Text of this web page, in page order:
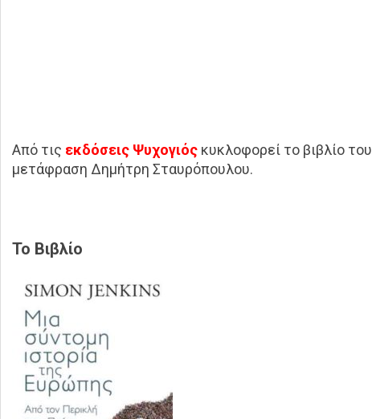
Από τις εκδόσεις Ψυχογιός κυκλοφορεί το βιβλίο του
μετάφραση Δημήτρη Σταυρόπουλου.
Το Βιβλίο